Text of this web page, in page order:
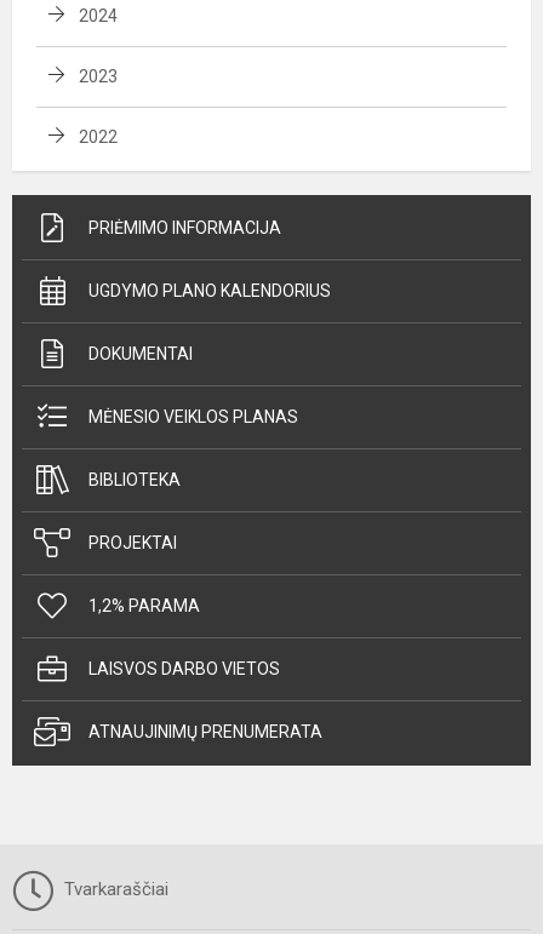
2024
2023
2022
PRIĖMIMO INFORMACIJA
UGDYMO PLANO KALENDORIUS
DOKUMENTAI
MĖNESIO VEIKLOS PLANAS
BIBLIOTEKA
PROJEKTAI
1,2% PARAMA
LAISVOS DARBO VIETOS
ATNAUJINIMŲ PRENUMERATA
Tvarkaraščiai